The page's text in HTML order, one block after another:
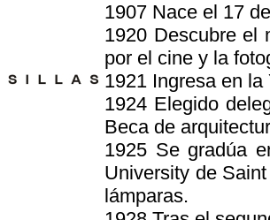
1907 Nace el 17
1920 Descubre el
por el cine y la
1921 Ingresa en
1924 Elegido
Beca de
1925 Se gradúa
University de
lámparas.